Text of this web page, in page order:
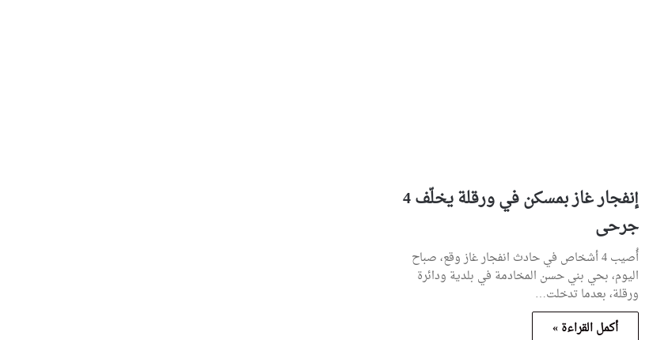
إنفجار غاز بمسكن في ورقلة يخلّف 4
جرحى
أُصيب 4 أشخاص في حادث انفجار غاز وقع، صباح
اليوم، بحي بني حسن المخادمة في بلدية ودائرة
ورقلة، بعدما تدخلت…
أكمل القراءة »